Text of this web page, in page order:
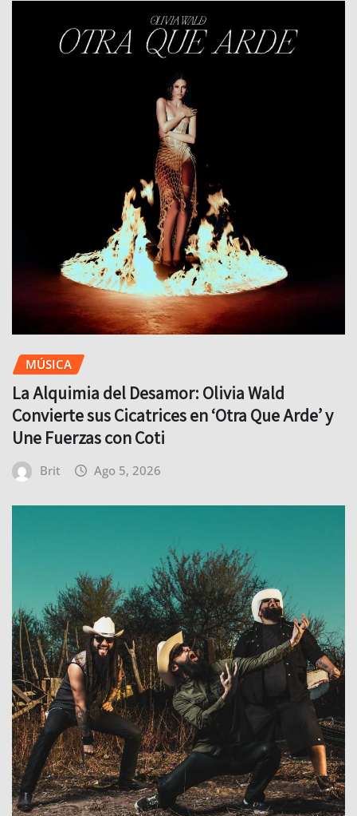
MÚSICA
La Alquimia del Desamor: Olivia Wald
Convierte sus Cicatrices en ‘Otra Que Arde’ y
Une Fuerzas con Coti
Brit Ago 5, 2026